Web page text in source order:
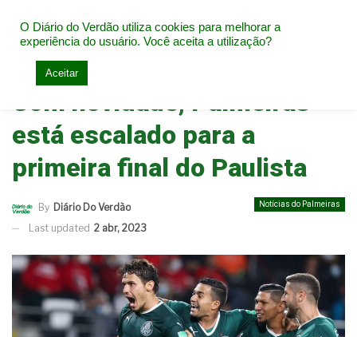
Home Notícias do Palmeiras
Com novidade, Palmeiras
está escalado para a
primeira final do Paulista
Notícias do Palmeiras
By Diário Do Verdão
Last updated 2 abr, 2023
O Diário do Verdão utiliza cookies para melhorar a
experiência do usuário. Você aceita a utilização?
Aceitar